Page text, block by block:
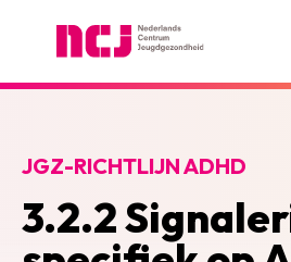
3.2.2
JGZ-RICHTLIJN ADHD